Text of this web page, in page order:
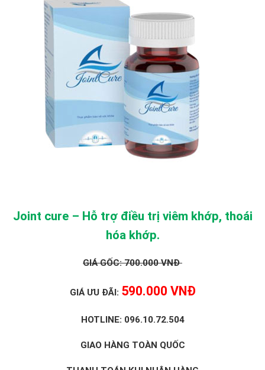
Joint cure – Hỗ trợ điều trị viêm khớp, thoái
hóa khớp.
GIÁ GỐC: 700.000 VNĐ
GIÁ ƯU ĐÃI: 590.000 VNĐ
HOTLINE: 096.10.72.504
GIAO HÀNG TOÀN QUỐC